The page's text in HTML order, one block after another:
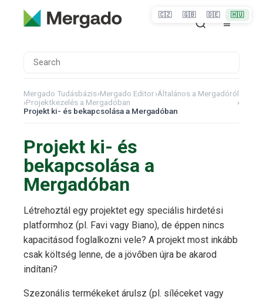
Mergado Tudásbázis›Mergado Editor›Általános a Mergadóról
›Projektkezelés a Mergadóban
›
Projekt ki- és bekapcsolása a Mergadóban
Projekt ki- és
bekapcsolása a
Mergadóban
Létrehoztál egy projektet egy speciális hirdetési
platformhoz (pl. Favi vagy Biano), de éppen nincs
kapacitásod foglalkozni vele? A projekt most inkább
csak költség lenne, de a jövőben újra be akarod
indítani?
Szezonális termékeket árulsz (pl. síléceket vagy
🇨🇿 🇬🇧 🇩🇪 🇭🇺